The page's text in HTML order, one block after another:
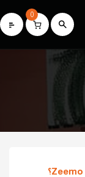
0